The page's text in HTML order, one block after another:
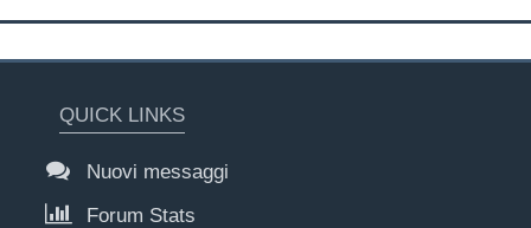
QUICK LINKS
Nuovi messaggi
Forum Stats